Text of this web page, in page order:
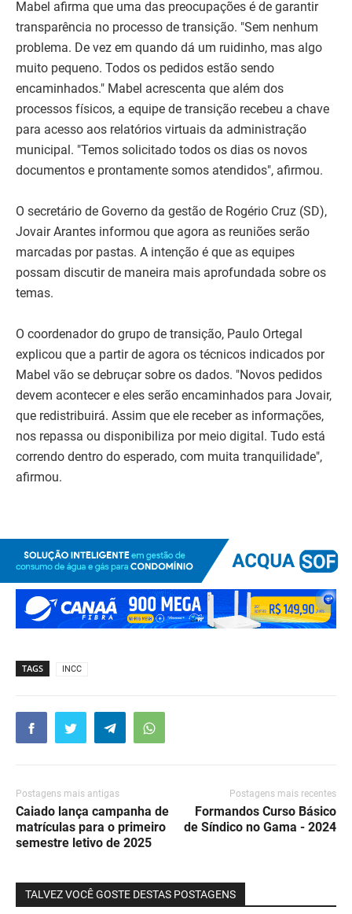
Mabel afirma que uma das preocupações é de garantir
transparência no processo de transição. "Sem nenhum
problema. De vez em quando dá um ruidinho, mas algo
muito pequeno. Todos os pedidos estão sendo
encaminhados." Mabel acrescenta que além dos
processos físicos, a equipe de transição recebeu a chave
para acesso aos relatórios virtuais da administração
municipal. "Temos solicitado todos os dias os novos
documentos e prontamente somos atendidos", afirmou.
O secretário de Governo da gestão de Rogério Cruz (SD),
Jovair Arantes informou que agora as reuniões serão
marcadas por pastas. A intenção é que as equipes
possam discutir de maneira mais aprofundada sobre os
temas.
O coordenador do grupo de transição, Paulo Ortegal
explicou que a partir de agora os técnicos indicados por
Mabel vão se debruçar sobre os dados. "Novos pedidos
devem acontecer e eles serão encaminhados para Jovair,
que redistribuirá. Assim que ele receber as informações,
nos repassa ou disponibiliza por meio digital. Tudo está
correndo dentro do esperado, com muita tranquilidade",
afirmou.
TAGS INCC
Postagens mais antigas
Caiado lança campanha de
matrículas para o primeiro
semestre letivo de 2025
Postagens mais recentes
Formandos Curso Básico
de Síndico no Gama - 2024
TALVEZ VOCÊ GOSTE DESTAS POSTAGENS